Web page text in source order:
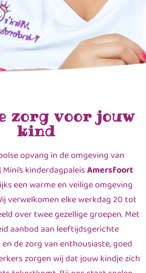
zorg voor jouw
kind
opvang in de omgeving van
kinderdagpaleisAmersfoort
een warme en veilige omgeving
verwelkomen elke werkdag 20 tot
over twee gezellige groepen. Met
aanbod aan leeftijdsgerichte
de zorg van enthousiaste, goed
zorgen wij dat jouw kindje zich